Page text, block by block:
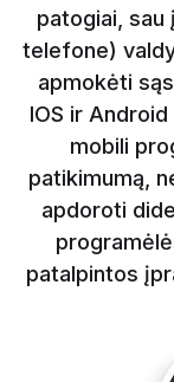
patogiai, sau
telefone)
apmokėti
IOS ir
mobili
patikimumą,
apdoroti
patalpintos